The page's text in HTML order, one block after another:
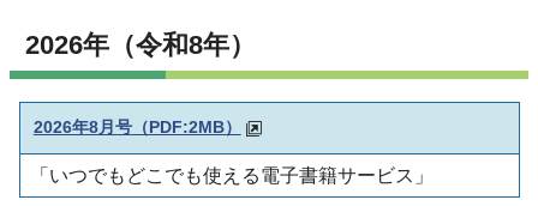
2026年（令和8年）
2026年8月号（PDF:2MB）
「いつでもどこでも使える電子書籍サービス」